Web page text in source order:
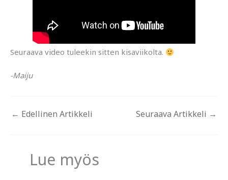
Seuraava video tuleekin sitten kisaviikolta.
-Maiju
← Edellinen Artikkeli Seuraava Artikkeli →
Lue myös